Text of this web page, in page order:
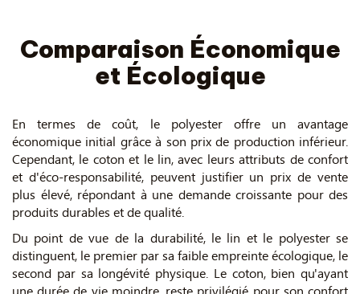
Comparaison Économique
et Écologique
En termes de coût, le polyester offre un avantage
économique initial grâce à son prix de production inférieur.
Cependant, le coton et le lin, avec leurs attributs de confort
et d'éco-responsabilité, peuvent justifier un prix de vente
plus élevé, répondant à une demande croissante pour des
produits durables et de qualité.
Du point de vue de la durabilité, le lin et le polyester se
distinguent, le premier par sa faible empreinte écologique, le
second par sa longévité physique. Le coton, bien qu'ayant
une durée de vie moindre, reste privilégié pour son confort